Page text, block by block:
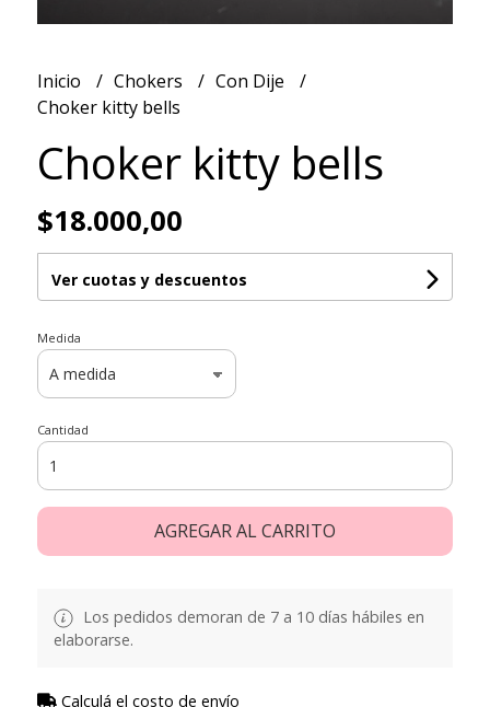
Inicio Chokers
Con Dije
Choker kitty bells
Choker kitty bells
$18.000,00
Ver cuotas y descuentos
Medida
Cantidad
AGREGAR AL CARRITO
Los pedidos demoran de 7 a 10 días hábiles en
elaborarse.
Calculá el costo de envío